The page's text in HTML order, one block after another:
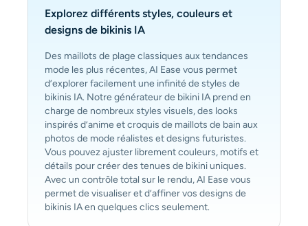
Explorez différents styles, couleurs et
designs de bikinis IA
Des maillots de plage classiques aux tendances
mode les plus récentes, AI Ease vous permet
d’explorer facilement une infinité de styles de
bikinis IA. Notre générateur de bikini IA prend en
charge de nombreux styles visuels, des looks
inspirés d’anime et croquis de maillots de bain aux
photos de mode réalistes et designs futuristes.
Vous pouvez ajuster librement couleurs, motifs et
détails pour créer des tenues de bikini uniques.
Avec un contrôle total sur le rendu, AI Ease vous
permet de visualiser et d’affiner vos designs de
bikinis IA en quelques clics seulement.